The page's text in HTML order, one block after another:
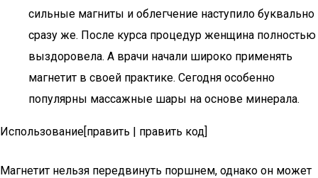
сильные магниты и облегчение наступило буквально
сразу же. После курса процедур женщина полностью
выздоровела. А врачи начали широко применять
магнетит в своей практике. Сегодня особенно
популярны массажные шары на основе минерала.
Использование[править | править код]
Магнетит нельзя передвинуть поршнем, однако он может